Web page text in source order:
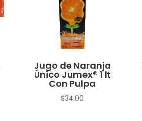
Jugo de Naranja
Único Jumex® 1 lt
Con Pulpa
$34.00